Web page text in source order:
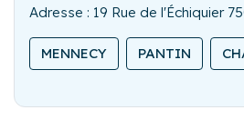
Adresse : 19 Rue de l'Échiquier
MENNECY PANTIN